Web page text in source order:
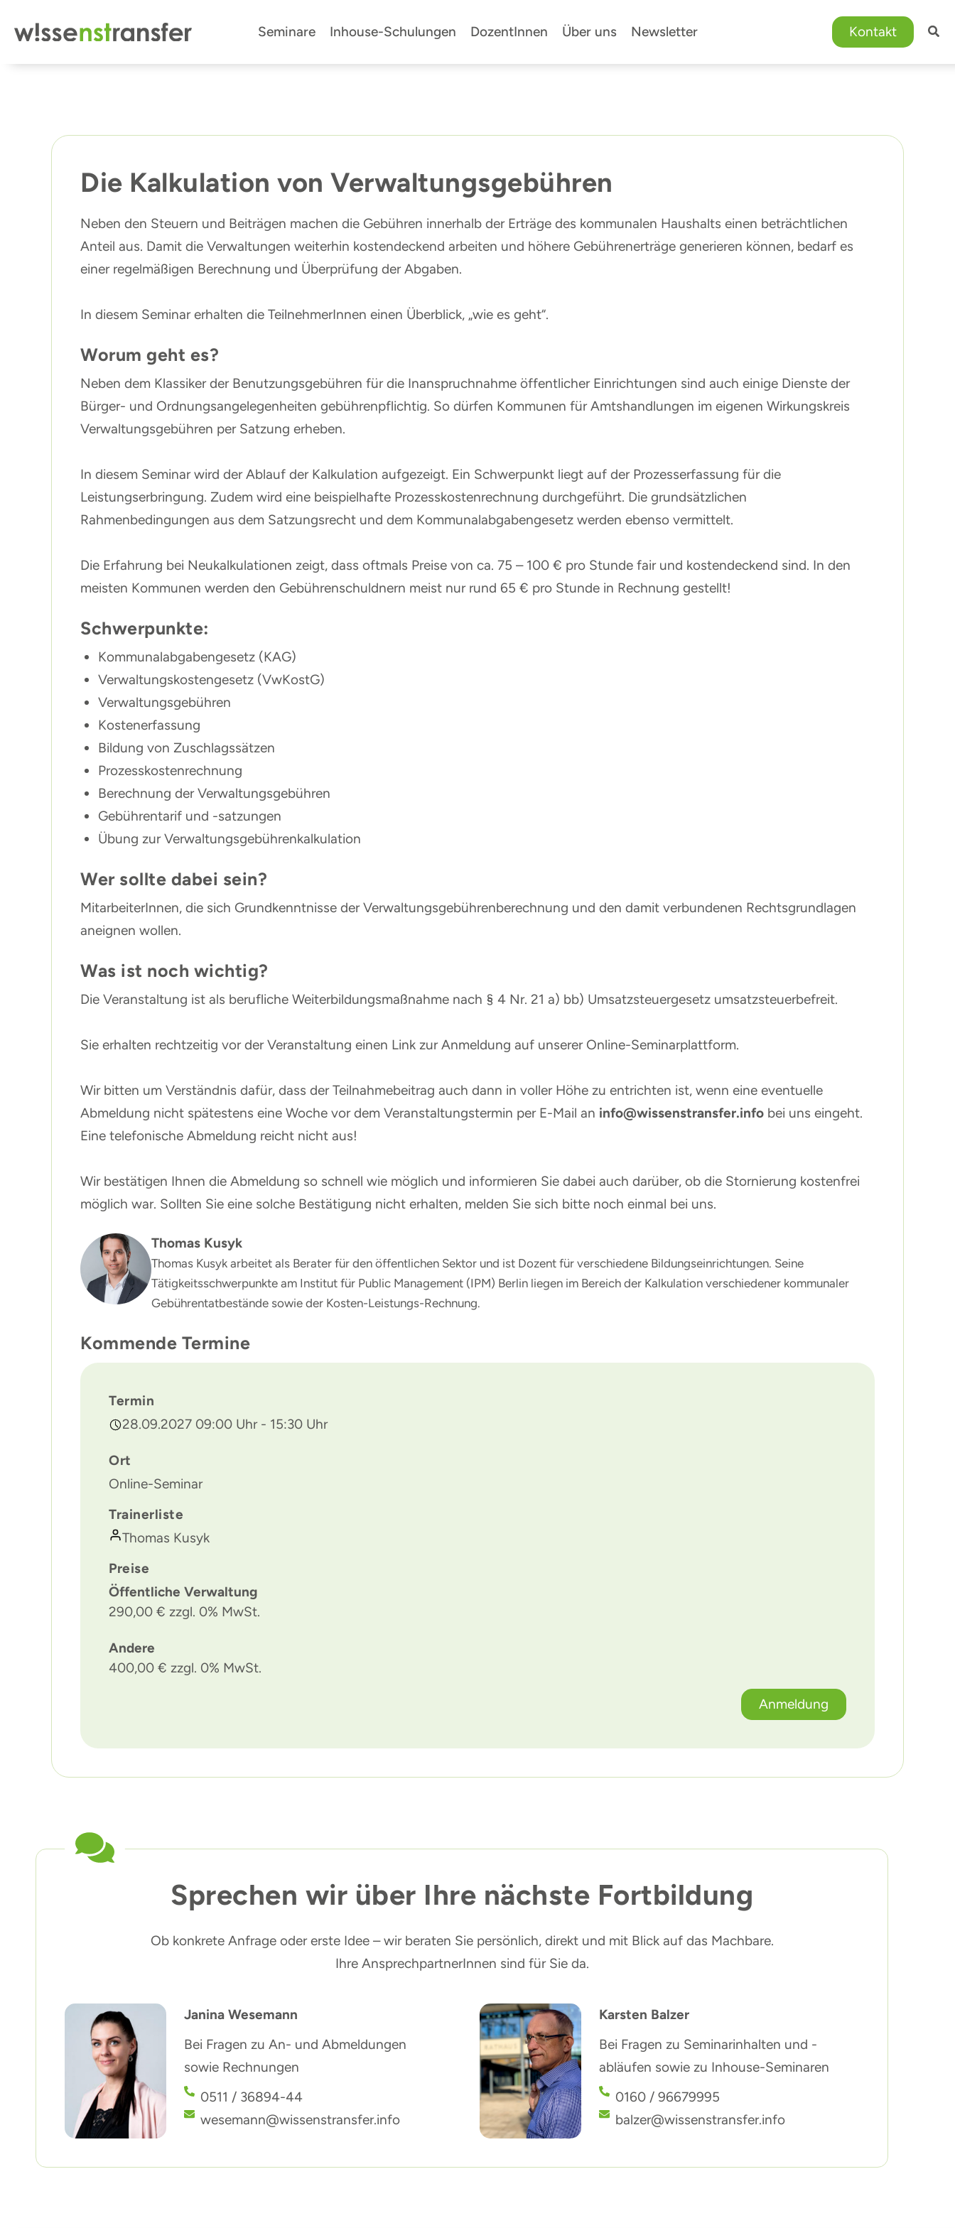
Inhalt
Seminare Inhouse-Schulungen DozentInnen Über uns Newsletter Kontakt
Die Kalkulation von Verwaltungsgebühren
Neben den Steuern und Beiträgen machen die Gebühren innerhalb der Erträge des kommunalen Haushalts einen beträchtlichen
Anteil aus. Damit die Verwaltungen weiterhin kostendeckend arbeiten und höhere Gebührenerträge generieren können, bedarf es
einer regelmäßigen Berechnung und Überprüfung der Abgaben.
In diesem Seminar erhalten die TeilnehmerInnen einen Überblick, „wie es geht“.
Worum geht es?
Neben dem Klassiker der Benutzungsgebühren für die Inanspruchnahme öffentlicher Einrichtungen sind auch einige Dienste der
Bürger- und Ordnungsangelegenheiten gebührenpflichtig. So dürfen Kommunen für Amtshandlungen im eigenen Wirkungskreis
Verwaltungsgebühren per Satzung erheben.
In diesem Seminar wird der Ablauf der Kalkulation aufgezeigt. Ein Schwerpunkt liegt auf der Prozesserfassung für die
Leistungserbringung. Zudem wird eine beispielhafte Prozesskostenrechnung durchgeführt. Die grundsätzlichen
Rahmenbedingungen aus dem Satzungsrecht und dem Kommunalabgabengesetz werden ebenso vermittelt.
Die Erfahrung bei Neukalkulationen zeigt, dass oftmals Preise von ca. 75 – 100 € pro Stunde fair und kostendeckend sind. In den
meisten Kommunen werden den Gebührenschuldnern meist nur rund 65 € pro Stunde in Rechnung gestellt!
Schwerpunkte:
Kommunalabgabengesetz (KAG)
Verwaltungskostengesetz (VwKostG)
Verwaltungsgebühren
Kostenerfassung
Bildung von Zuschlagssätzen
Prozesskostenrechnung
Berechnung der Verwaltungsgebühren
Gebührentarif und -satzungen
Übung zur Verwaltungsgebührenkalkulation
Wer sollte dabei sein?
MitarbeiterInnen, die sich Grundkenntnisse der Verwaltungsgebührenberechnung und den damit verbundenen Rechtsgrundlagen
aneignen wollen.
Was ist noch wichtig?
Die Veranstaltung ist als berufliche Weiterbildungsmaßnahme nach § 4 Nr. 21 a) bb) Umsatzsteuergesetz umsatzsteuerbefreit.
Sie erhalten rechtzeitig vor der Veranstaltung einen Link zur Anmeldung auf unserer Online-Seminarplattform.
Wir bitten um Verständnis dafür, dass der Teilnahmebeitrag auch dann in voller Höhe zu entrichten ist, wenn eine eventuelle
Abmeldung nicht spätestens eine Woche vor dem Veranstaltungstermin per E-Mail an info@wissenstransfer.info bei uns eingeht.
Eine telefonische Abmeldung reicht nicht aus!
Wir bestätigen Ihnen die Abmeldung so schnell wie möglich und informieren Sie dabei auch darüber, ob die Stornierung kostenfrei
möglich war. Sollten Sie eine solche Bestätigung nicht erhalten, melden Sie sich bitte noch einmal bei uns.
Thomas Kusyk
Thomas Kusyk arbeitet als Berater für den öffentlichen Sektor und ist Dozent für verschiedene Bildungseinrichtungen. Seine
Tätigkeitsschwerpunkte am Institut für Public Management (IPM) Berlin liegen im Bereich der Kalkulation verschiedener kommunaler
Gebührentatbestände sowie der Kosten-Leistungs-Rechnung.
Kommende Termine
Termin
28.09.2027 09:00 Uhr - 15:30 Uhr
Ort
Online-Seminar
Trainerliste
Thomas Kusyk
Preise
Öffentliche Verwaltung
290,00 € zzgl. 0% MwSt.
Andere
400,00 € zzgl. 0% MwSt.
Anmeldung
Sprechen wir über Ihre nächste Fortbildung
Ob konkrete Anfrage oder erste Idee – wir beraten Sie persönlich, direkt und mit Blick auf das Machbare.
Ihre AnsprechpartnerInnen sind für Sie da.
Janina Wesemann
Bei Fragen zu An- und Abmeldungen
sowie Rechnungen
0511 / 36894-44
wesemann@wissenstransfer.info
Karsten Balzer
Bei Fragen zu Seminarinhalten und -
abläufen sowie zu Inhouse-Seminaren
0160 / 96679995
balzer@wissenstransfer.info